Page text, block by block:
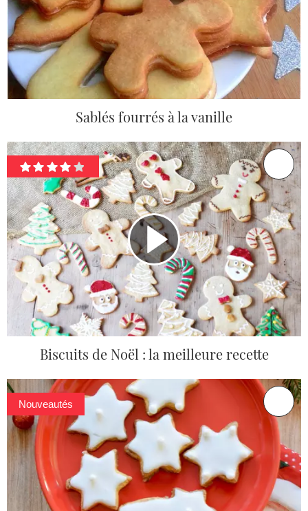
Sablés fourrés à la vanille
Biscuits de Noël : la meilleure recette
Nouveautés